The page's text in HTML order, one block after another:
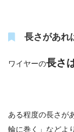
長さがあれ
ワイヤーの長さ
ある程度の長さが
輪に巻く」などよ